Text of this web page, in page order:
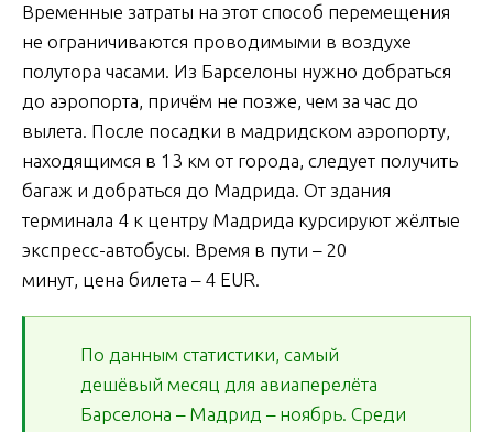
Временные затраты на этот способ перемещения
не ограничиваются проводимыми в воздухе
полутора часами. Из Барселоны нужно добраться
до аэропорта, причём не позже, чем за час до
вылета. После посадки в мадридском аэропорту,
находящимся в 13 км от города, следует получить
багаж и добраться до Мадрида. От здания
терминала 4 к центру Мадрида курсируют жёлтые
экспресс-автобусы. Время в пути – 20
минут, цена билета – 4 EUR.
По данным статистики, самый
дешёвый месяц для авиаперелёта
Барселона – Мадрид – ноябрь. Среди